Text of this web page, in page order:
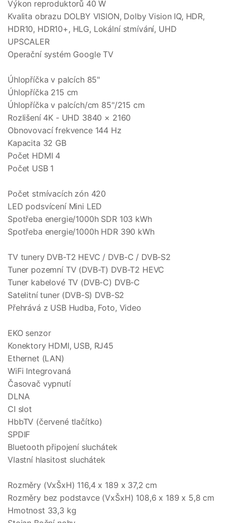
Výkon reproduktorů 40 W
Kvalita obrazu DOLBY VISION, Dolby Vision IQ, HDR,
HDR10, HDR10+, HLG, Lokální stmívání, UHD
UPSCALER
Operační systém Google TV
Úhlopříčka v palcích 85"
Úhlopříčka 215 cm
Úhlopříčka v palcích/cm 85"/215 cm
Rozlišení 4K - UHD 3840 × 2160
Obnovovací frekvence 144 Hz
Kapacita 32 GB
Počet HDMI 4
Počet USB 1
Počet stmívacích zón 420
LED podsvícení Mini LED
Spotřeba energie/1000h SDR 103 kWh
Spotřeba energie/1000h HDR 390 kWh
TV tunery DVB-T2 HEVC / DVB-C / DVB-S2
Tuner pozemní TV (DVB-T) DVB-T2 HEVC
Tuner kabelové TV (DVB-C) DVB-C
Satelitní tuner (DVB-S) DVB-S2
Přehrává z USB Hudba, Foto, Video
EKO senzor
Konektory HDMI, USB, RJ45
Ethernet (LAN)
WiFi Integrovaná
Časovač vypnutí
DLNA
CI slot
HbbTV (červené tlačítko)
SPDIF
Bluetooth připojení sluchátek
Vlastní hlasitost sluchátek
Rozměry (VxŠxH) 116,4 x 189 x 37,2 cm
Rozměry bez podstavce (VxŠxH) 108,6 x 189 x 5,8 cm
Hmotnost 33,3 kg